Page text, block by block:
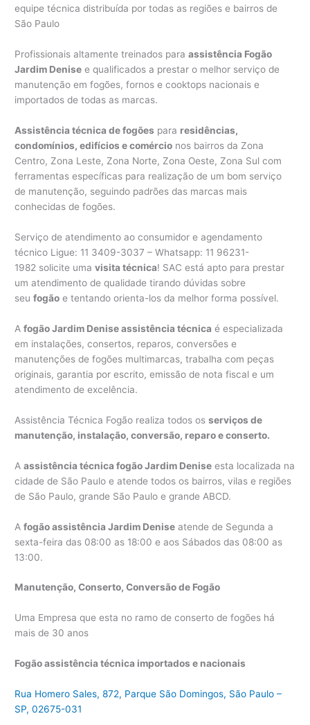
equipe técnica distribuída por todas as regiões e bairros de
São Paulo
Profissionais altamente treinados paraassistência Fogão
Jardim Denise e qualificados a prestar o melhor serviço de
manutenção em fogões, fornos e cooktops nacionais e
importados de todas as marcas.
Assistência técnica de fogões para residências,
condomínios, edifícios e comércio nos bairros da Zona
Centro, Zona Leste, Zona Norte, Zona Oeste, Zona Sul com
ferramentas específicas para realização de um bom serviço
de manutenção, seguindo padrões das marcas mais
conhecidas de fogões.
Serviço de atendimento ao consumidor e agendamento
técnico Ligue: 11 3409-3037 – Whatsapp: 11 96231-
1982 solicite umavisita técnica! SAC está apto para prestar
um atendimento de qualidade tirando dúvidas sobre
seufogão e tentando orienta-los da melhor forma possível.
Afogão Jardim Denise assistência técnica é especializada
em instalações, consertos, reparos, conversões e
manutenções de fogões multimarcas, trabalha com peças
originais, garantia por escrito, emissão de nota fiscal e um
atendimento de excelência.
Assistência Técnica Fogão realiza todos osserviços de
manutenção, instalação, conversão, reparo e conserto.
Aassistência técnica fogão Jardim Denise esta localizada na
cidade de São Paulo e atende todos os bairros, vilas e regiões
de São Paulo, grande São Paulo e grande ABCD.
Afogão assistência Jardim Denise atende de Segunda a
sexta-feira das 08:00 as 18:00 e aos Sábados das 08:00 as
13:00.
Manutenção, Conserto, Conversão de Fogão
Uma Empresa que esta no ramo de conserto de fogões há
mais de 30 anos
Fogão assistência técnica importados e nacionais
Rua Homero Sales, 872, Parque São Domingos, São Paulo –
SP, 02675-031